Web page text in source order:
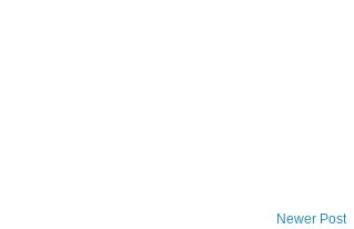
Newer Post